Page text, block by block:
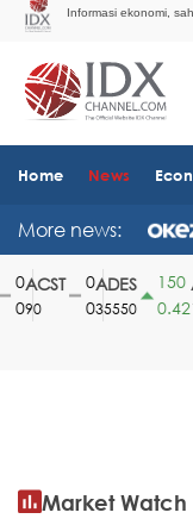
Informasi ekonomi,
Home News
More news:
ACST
90
0
ADES
35550
150
0.42
Market Watch